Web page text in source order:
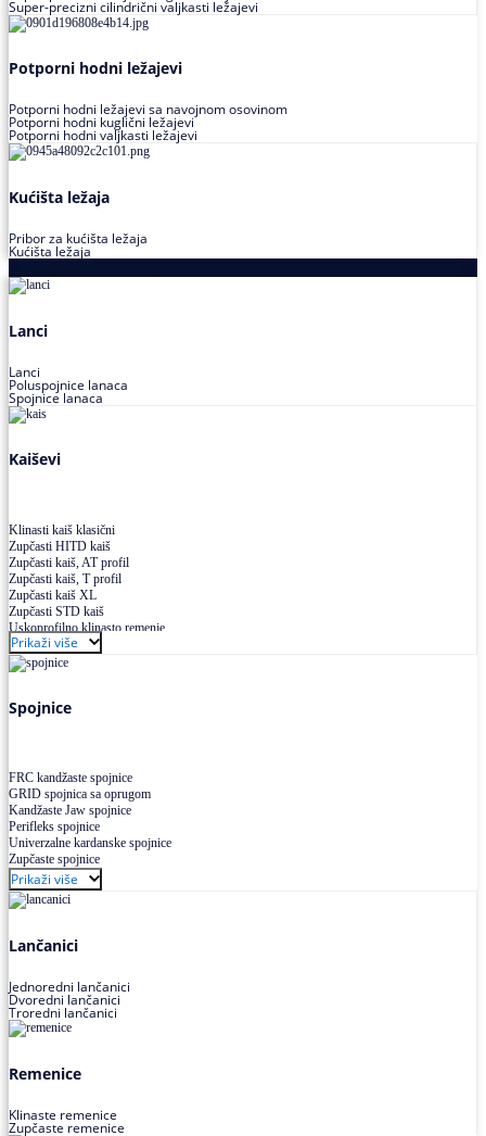
Super-precizni cilindrični valjkasti ležajevi
Potporni hodni ležajevi
Potporni hodni ležajevi sa navojnom osovinom
Potporni hodni kuglični ležajevi
Potporni hodni valjkasti ležajevi
Kućišta ležaja
Pribor za kućišta ležaja
Kućišta ležaja
Lanci
Lanci
Poluspojnice lanaca
Spojnice lanaca
Kaiševi
Klinasti kaiš klasični
Zupčasti HITD kaiš
Zupčasti kaiš, AT profil
Zupčasti kaiš, T profil
Zupčasti kaiš XL
Zupčasti STD kaiš
Uskoprofilno klinasto remenje
Uskoprofilno klinasto remenje spojeno
Uskoprofilno klinasto remenje XP extra power
Višekanalno remenje PJ,PK
Prikaži više
Spojnice
FRC kandžaste spojnice
GRID spojnica sa oprugom
Kandžaste Jaw spojnice
Perifleks spojnice
Univerzalne kardanske spojnice
Zupčaste spojnice
Prikaži više
Lančanici
Jednoredni lančanici
Dvoredni lančanici
Troredni lančanici
Remenice
Klinaste remenice
Zupčaste remenice